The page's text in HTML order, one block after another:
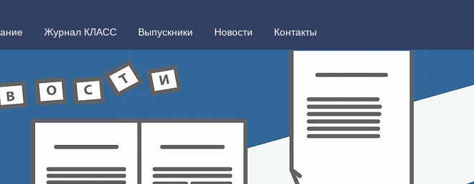
Журнал КЛАСС Выпускники Новости Контакты